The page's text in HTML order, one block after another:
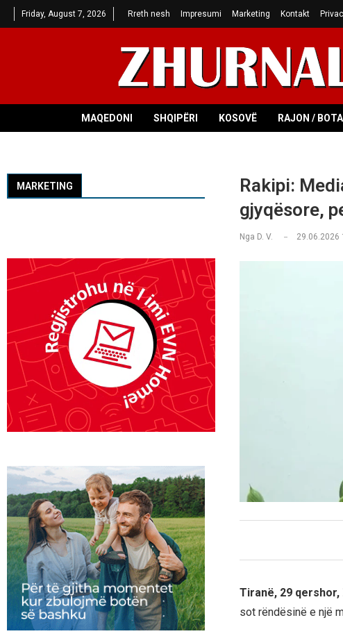
Friday, August 7, 2026 Rreth nesh Impresumi Marketing Kontakt
MAQEDONI SHQIPËRI KOSOVË RAJON / BOTA
Rakipi:
gjyqësore,
Nga D. V. 29.06.2026
Tiranë, 29 qershor,
sot rëndësinë e një
MARKETING